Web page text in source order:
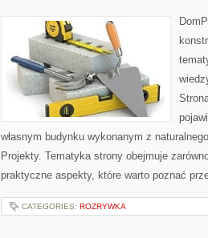
własnym budynku wykonanym z
Projekty. Tematyka strony obejmuje
praktyczne aspekty, które warto poznać
CATEGORIES: ROZRYWKA